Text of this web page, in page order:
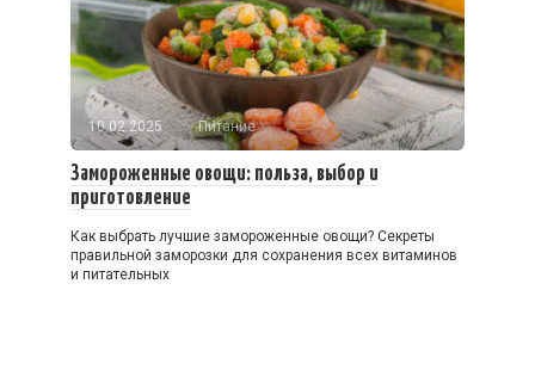
10.02.2025 Питание
Замороженные овощи: польза, выбор и
приготовление
Как выбрать лучшие замороженные овощи? Секреты
правильной заморозки для сохранения всех витаминов
и питательных